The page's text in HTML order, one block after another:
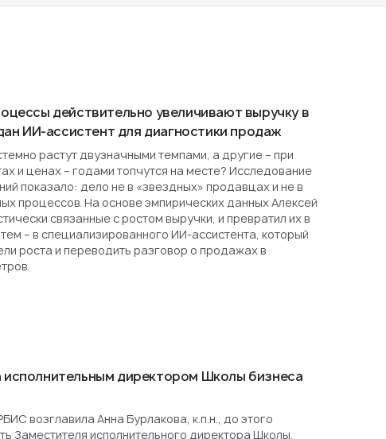
действительно увеличивают выручку в
ИИ-ассистент для диагностики продаж
растут двузначными темпами, а другие – при
и ценах – годами топчутся на месте? Исследование
показало: дело не в «звездных» продавцах и не в
процессов. На основе эмпирических данных Алексей
связанные с ростом выручки, и превратил их в
– в специализированного ИИ-ассистента, который
роста и переводить разговор о продажах в
исполнительным директором Школы бизнеса
возглавила Анна Бурлакова, к.п.н., до этого
Заместителя исполнительного директора Школы.